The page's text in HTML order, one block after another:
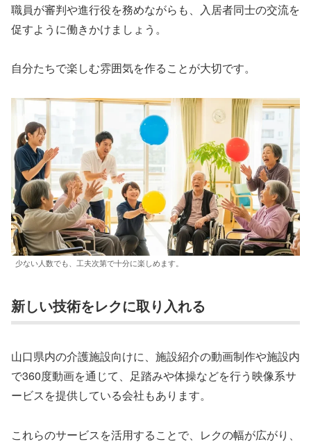
職員が審判や進行役を務めながらも、入居者同士の交流を
促すように働きかけましょう。
自分たちで楽しむ雰囲気を作ることが大切です。
少ない人数でも、工夫次第で十分に楽しめます。
新しい技術をレクに取り入れる
山口県内の介護施設向けに、施設紹介の動画制作や施設内
で360度動画を通じて、足踏みや体操などを行う映像系サ
ービスを提供している会社もあります。
これらのサービスを活用することで、レクの幅が広がり、